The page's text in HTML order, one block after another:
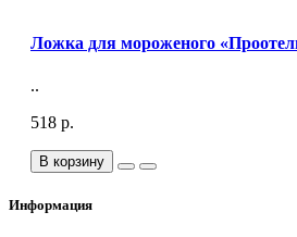
Ложка для мороженого
..
518 р.
В корзину
Информация